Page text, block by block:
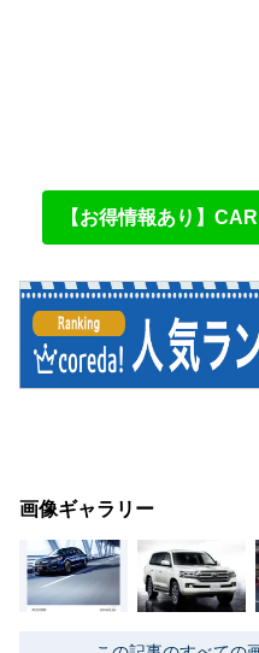
【お得情報あり】
画像ギャラリー